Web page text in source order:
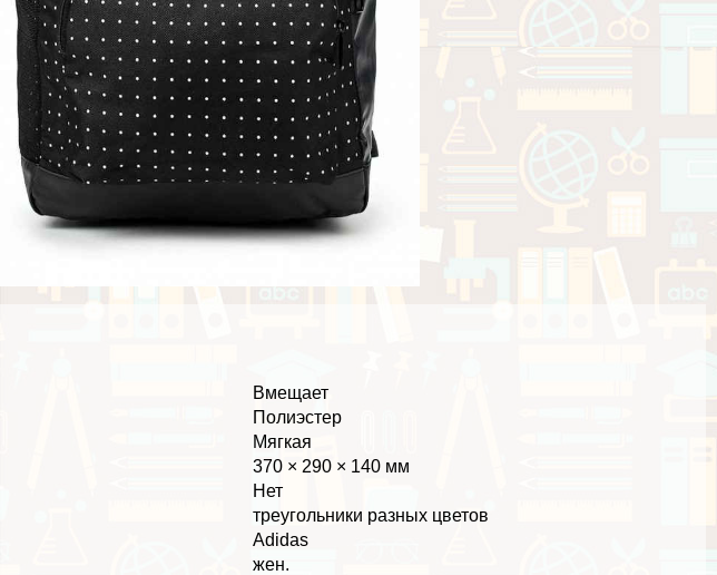
Вмещает
Полиэстер
Мягкая
370 × 290 × 140 мм
Нет
треугольники разных цветов
Adidas
жен.